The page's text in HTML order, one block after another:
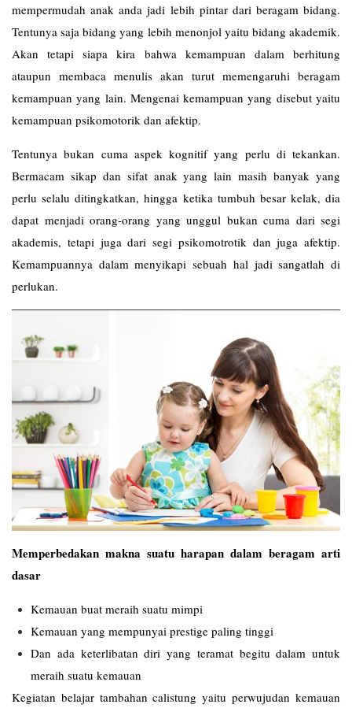
mempermudah anak anda jadi lebih pintar dari beragam bidang.
Tentunya saja bidang yang lebih menonjol yaitu bidang akademik.
Akan tetapi siapa kira bahwa kemampuan dalam berhitung
ataupun membaca menulis akan turut memengaruhi beragam
kemampuan yang lain. Mengenai kemampuan yang disebut yaitu
kemampuan psikomotorik dan afektip.
Tentunya bukan cuma aspek kognitif yang perlu di tekankan.
Bermacam sikap dan sifat anak yang lain masih banyak yang
perlu selalu ditingkatkan, hingga ketika tumbuh besar kelak, dia
dapat menjadi orang-orang yang unggul bukan cuma dari segi
akademis, tetapi juga dari segi psikomotrotik dan juga afektip.
Kemampuannya dalam menyikapi sebuah hal jadi sangatlah di
perlukan.
Memperbedakan makna suatu harapan dalam beragam arti
dasar
Kemauan buat meraih suatu mimpi
Kemauan yang mempunyai prestige paling tinggi
Dan ada keterlibatan diri yang teramat begitu dalam untuk
meraih suatu kemauan
Kegiatan belajar tambahan calistung yaitu perwujudan kemauan